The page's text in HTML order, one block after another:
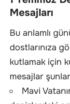
Mesajları
Bu anlamlı
dostlarınıza
kutlamak için
mesajlar
Mavi